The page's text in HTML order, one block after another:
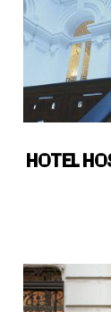
HOTEL